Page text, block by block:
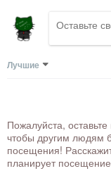
Лучшие
Пожалуйста,
чтобы другим людям
посещения!
планирует